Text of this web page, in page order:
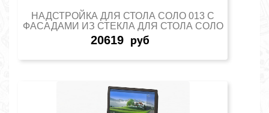
НАДСТРОЙКА ДЛЯ СТОЛА СОЛО 013 С
ФАСАДАМИ ИЗ СТЕКЛА ДЛЯ СТОЛА СОЛО
20619 руб